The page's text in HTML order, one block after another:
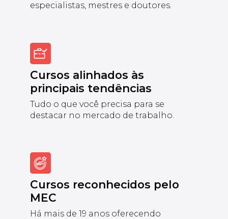
especialistas, mestres e doutores.
Cursos alinhados às
principais tendências
Tudo o que você precisa para se
destacar no mercado de trabalho.
Cursos reconhecidos pelo
MEC
Há mais de 19 anos oferecendo